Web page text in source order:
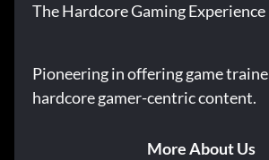
The Hardcore Gaming Experience
Pioneering in offering game
hardcore gamer-centric content.
More About Us